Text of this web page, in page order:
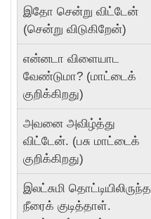
இதோ சென்று விட்டேன்
(சென்று விடுகிறேன்)
என்னடா விளையாட
வேண்டுமா? (மாட்டைக்
குறிக்கிறது)
அவனை அவிழ்த்து
விட்டேன். (பசு மாட்டைக்
குறிக்கிறது)
இலட்சுமி தொட்டியிலிருந்த
நீரைக் குடித்தாள்.